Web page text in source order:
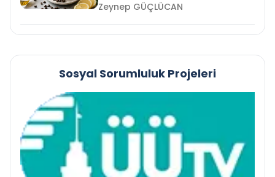
Zeynep GÜÇLÜCAN
Sosyal Sorumluluk Projeleri